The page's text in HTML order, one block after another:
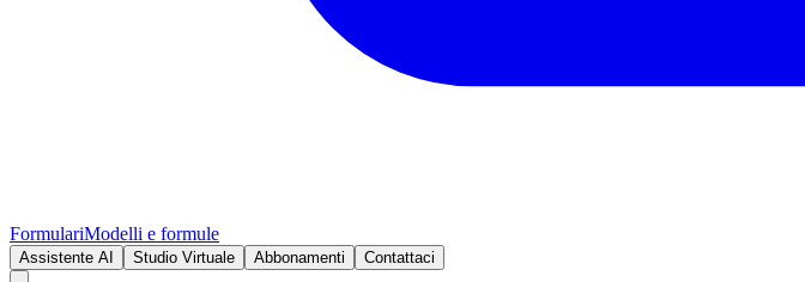
FormulariModelli e formule
Assistente AI Studio Virtuale Abbonamenti Contattaci